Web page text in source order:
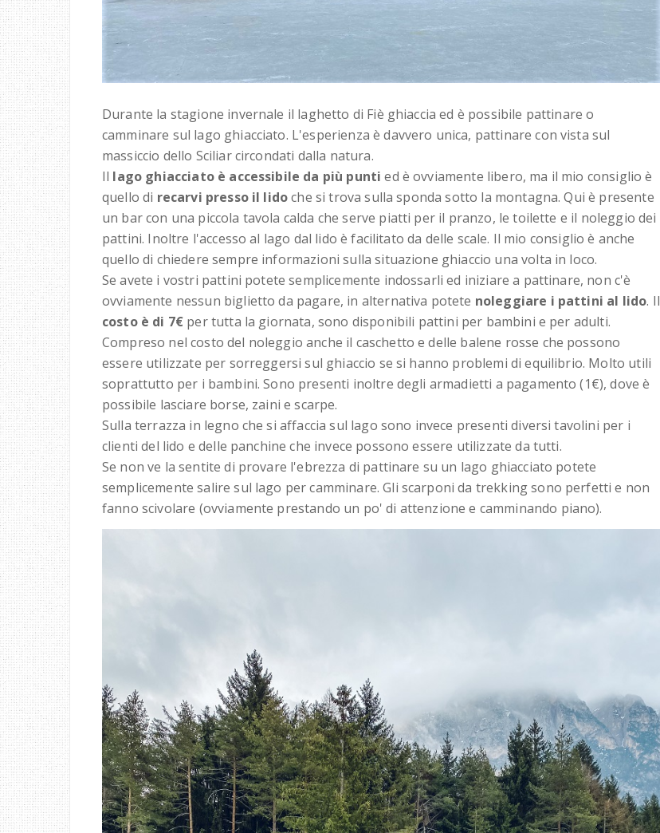
Durante la stagione invernale il laghetto di Fiè ghiaccia ed è possibile pattinare o
camminare sul lago ghiacciato. L'esperienza è davvero unica, pattinare con vista sul
massiccio dello Sciliar circondati dalla natura.
Il lago ghiacciato è accessibile da più puntied è ovviamente libero, ma il mio consiglio è
quello di recarvi presso il lidoche si trova sulla sponda sotto la montagna. Qui è presente
un bar con una piccola tavola calda che serve piatti per il pranzo, le toilette e il noleggio dei
pattini. Inoltre l'accesso al lago dal lido è facilitato da delle scale. Il mio consiglio è anche
quello di chiedere sempre informazioni sulla situazione ghiaccio una volta in loco.
Se avete i vostri pattini potete semplicemente indossarli ed iniziare a pattinare, non c'è
ovviamente nessun biglietto da pagare, in alternativa potete noleggiare i pattini al lido. Il
costo è di 7€ per tutta la giornata, sono disponibili pattini per bambini e per adulti.
Compreso nel costo del noleggio anche il caschetto e delle balene rosse che possono
essere utilizzate per sorreggersi sul ghiaccio se si hanno problemi di equilibrio. Molto utili
soprattutto per i bambini. Sono presenti inoltre degli armadietti a pagamento (1€), dove è
possibile lasciare borse, zaini e scarpe.
Sulla terrazza in legno che si affaccia sul lago sono invece presenti diversi tavolini per i
clienti del lido e delle panchine che invece possono essere utilizzate da tutti.
Se non ve la sentite di provare l'ebrezza di pattinare su un lago ghiacciato potete
semplicemente salire sul lago per camminare. Gli scarponi da trekking sono perfetti e non
fanno scivolare (ovviamente prestando un po' di attenzione e camminando piano).